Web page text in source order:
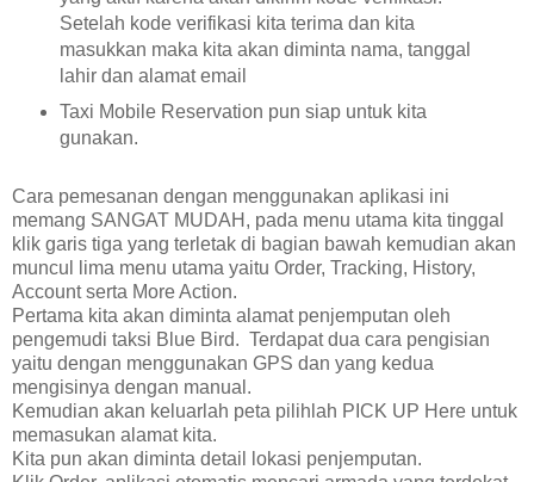
Setelah kode verifikasi kita terima dan kita
masukkan maka kita akan diminta nama, tanggal
lahir dan alamat email
Taxi Mobile Reservation pun siap untuk kita
gunakan.
Cara pemesanan dengan menggunakan aplikasi ini
memang SANGAT MUDAH, pada menu utama kita tinggal
klik garis tiga yang terletak di bagian bawah kemudian akan
muncul lima menu utama yaitu Order, Tracking, History,
Account serta More Action.
Pertama kita akan diminta alamat penjemputan oleh
pengemudi taksi Blue Bird. Terdapat dua cara pengisian
yaitu dengan menggunakan GPS dan yang kedua
mengisinya dengan manual.
Kemudian akan keluarlah peta pilihlah PICK UP Here untuk
memasukan alamat kita.
Kita pun akan diminta detail lokasi penjemputan.